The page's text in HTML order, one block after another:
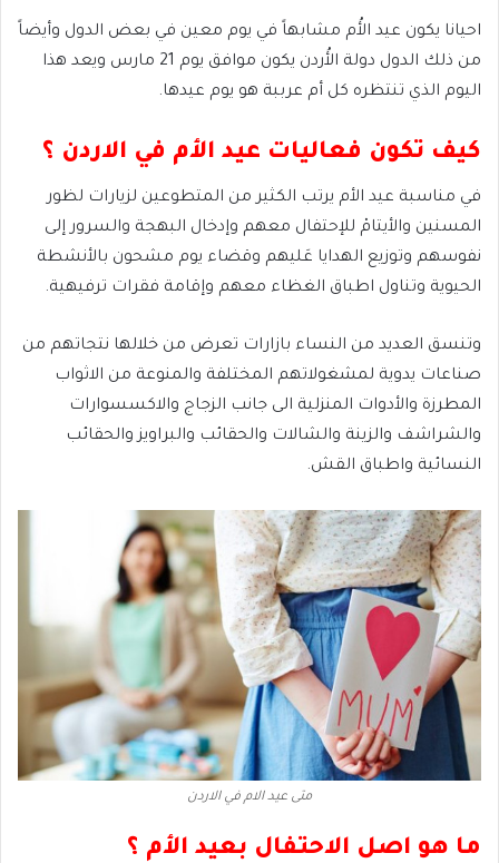
احيانا يكون عيد الأُم مشابهاً في يوم معين في بعض الدول وأيضاً
من ذلك الدول دولة الأُردن يكون موافق يوم 21 مارس ويعد هذا
اليوم الذي تنتظره كل أم عرببة هو يوم عيدها.
كيف تكون فعاليات عيد الأم في الاردن ؟
في مناسبة عيد الأم يرتب الكثير من المتطوعين لزيارات لظور
المسنين والأيتامْ للإحتفال معهم وإدخال البهجة والسرور إلى
نفوسهم وتوزيع الهدايا عَليهم وقضاء يوم مشحون بالأنشطة
الحيوية وتناول اطباق الغظاء معهم وإقامة فقرات ترفيهية.
وتنسق العديد من النساء بازارات تعرض من خلالها نتجاتهم من
صناعات يدوية لمشغولاتهم المختلفة والمنوعة من الاثواب
المطرزة والأدوات المنزلية الى جانب الزجاج والاكسسوارات
والشراشف والزينة والشالات والحقائب والبراويز والحقائب
النسائية واطباق القش.
متى عيد الام في الاردن
ما هو اصل الاحتفال بعيد الأم ؟